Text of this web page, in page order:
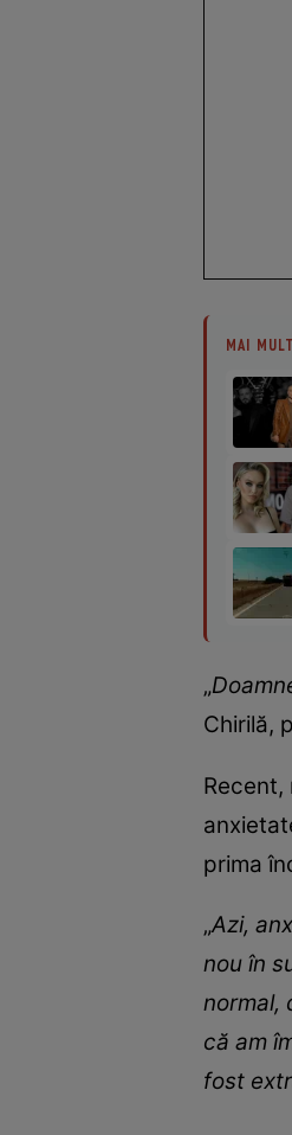
MAI
„
Chirilă,
prima
„Azi,
nou în
normal,
că am
fost